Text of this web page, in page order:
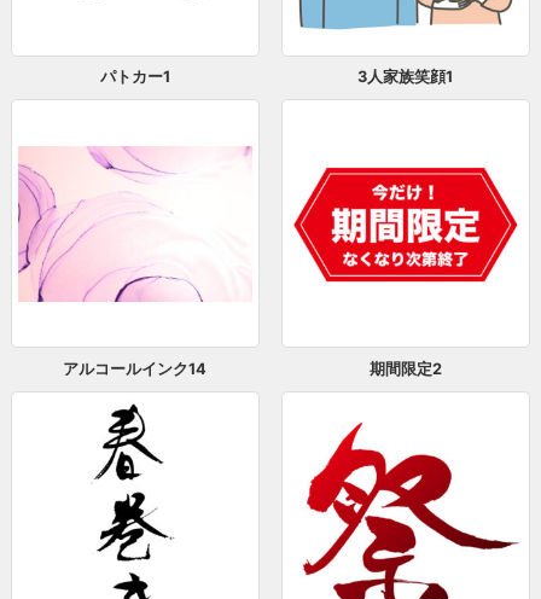
パトカー1 3人家族笑顔1
アルコールインク14 期間限定2